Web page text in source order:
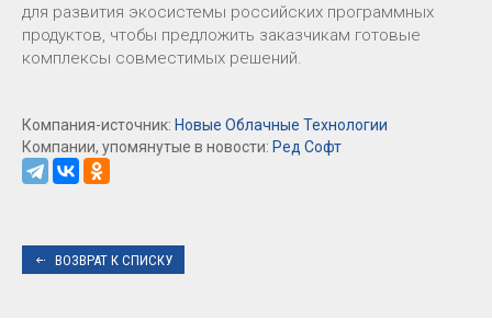
для развития экосистемы российских программных
продуктов, чтобы предложить заказчикам готовые
комплексы совместимых решений.
Компания-источник: Новые Облачные Технологии
Компании, упомянутые в новости: Ред Софт
ВОЗВРАТ К СПИСКУ